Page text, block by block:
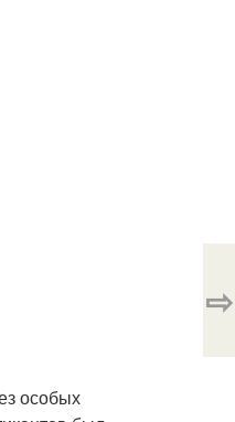
особых
⇨